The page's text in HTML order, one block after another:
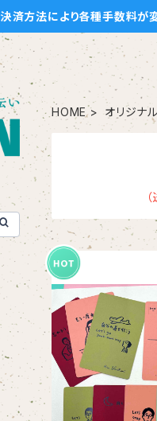
決済方法により各種手数料が
HOME オリジナ